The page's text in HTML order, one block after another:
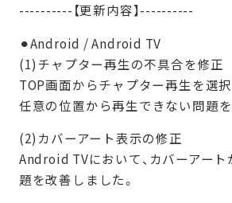
----------【更新内容】----------
⚫︎Android / Android TV
(1)チャプター再生の不具合を修正
TOP画面からチャプター再生を選択
任意の位置から再生できない問題を
(2)カバーアート表示の修正
Android TVにおいて、カバーアー
題を改善しました。